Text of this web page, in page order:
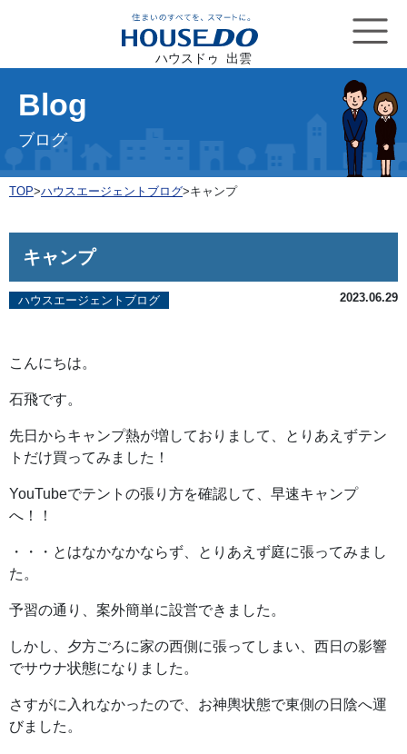
ハウスドゥ 出雲
Blog
ブログ
TOP>ハウスエージェントブログ>キャンプ
キャンプ
ハウスエージェントブログ 2023.06.29
こんにちは。
石飛です。
先日からキャンプ熱が増しておりまして、とりあえずテン
トだけ買ってみました！
YouTubeでテントの張り方を確認して、早速キャンプ
へ！！
・・・とはなかなかならず、とりあえず庭に張ってみまし
た。
予習の通り、案外簡単に設営できました。
しかし、夕方ごろに家の西側に張ってしまい、西日の影響
でサウナ状態になりました。
さすがに入れなかったので、お神輿状態で東側の日陰へ運
びました。